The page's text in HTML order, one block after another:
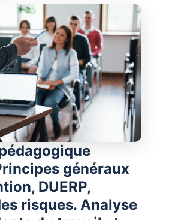
généraux
DUERP,
risques. Analyse